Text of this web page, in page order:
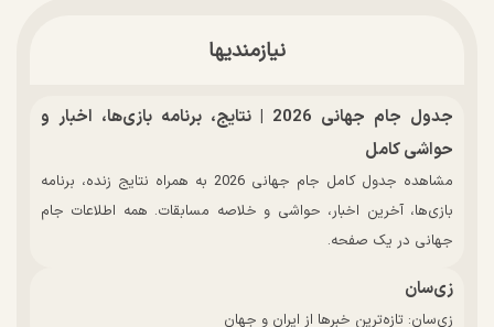
نیازمندیها
جدول جام جهانی 2026 | نتایج، برنامه بازی‌ها، اخبار و
حواشی کامل
مشاهده جدول کامل جام جهانی 2026 به همراه نتایج زنده، برنامه
بازی‌ها، آخرین اخبار، حواشی و خلاصه مسابقات. همه اطلاعات جام
جهانی در یک صفحه.
زی‌سان
زی‌سان: تازه‌ترین خبرها از ایران و جهان